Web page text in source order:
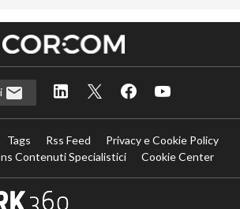
Tags Rss Feed
Privacy e Cookie Policy
Contenuti Specialistici
Cookie Center